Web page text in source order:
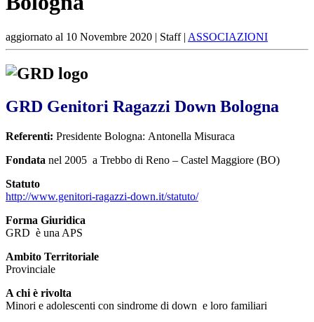
aggiornato al 10 Novembre 2020 | Staff | ASSOCIAZIONI
GRD Genitori Ragazzi Down Bologna
Referenti: Presidente Bologna: Antonella Misuraca
Fondata nel 2005 a Trebbo di Reno – Castel Maggiore (BO)
Statuto
http://www.genitori-ragazzi-down.it/statuto/
Forma Giuridica
GRD è una APS
Ambito Territoriale
Provinciale
A chi è rivolta
Minori e adolescenti con sindrome di down e loro familiari